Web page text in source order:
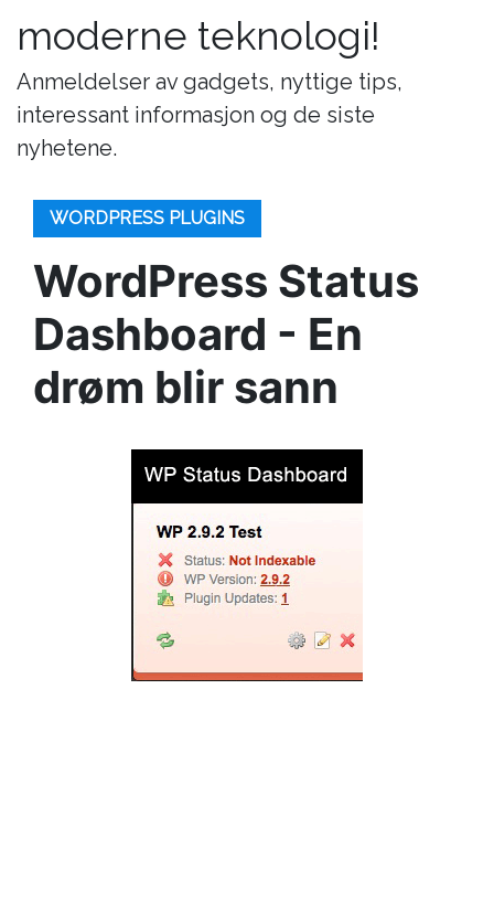
moderne teknologi!
Anmeldelser av gadgets, nyttige tips,
interessant informasjon og de siste
nyhetene.
WORDPRESS PLUGINS
WordPress Status
Dashboard - En
drøm blir sann